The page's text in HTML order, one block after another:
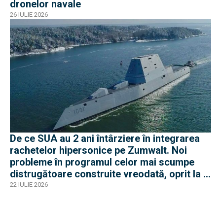
dronelor navale
26 IULIE 2026
De ce SUA au 2 ani întârziere în integrarea
rachetelor hipersonice pe Zumwalt. Noi
probleme în programul celor mai scumpe
distrugătoare construite vreodată, oprit la 3
nave
22 IULIE 2026